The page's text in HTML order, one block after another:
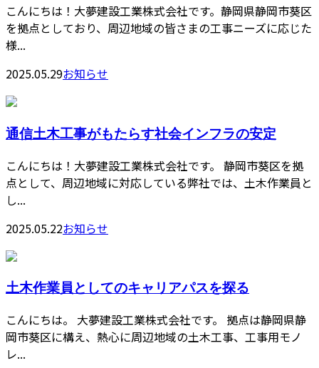
こんにちは！大夢建設工業株式会社です。静岡県静岡市葵区
を拠点としており、周辺地域の皆さまの工事ニーズに応じた
様...
2025.05.29お知らせ
通信土木工事がもたらす社会インフラの安定
こんにちは！大夢建設工業株式会社です。 静岡市葵区を拠
点として、周辺地域に対応している弊社では、土木作業員と
し...
2025.05.22お知らせ
土木作業員としてのキャリアパスを探る
こんにちは。 大夢建設工業株式会社です。 拠点は静岡県静
岡市葵区に構え、熱心に周辺地域の土木工事、工事用モノ
レ...